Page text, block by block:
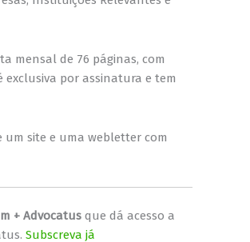
mensal de 76 páginas, com
exclusiva por assinatura e tem
um site e uma webletter com
+ Advocatus que dá acesso a
Subscreva já